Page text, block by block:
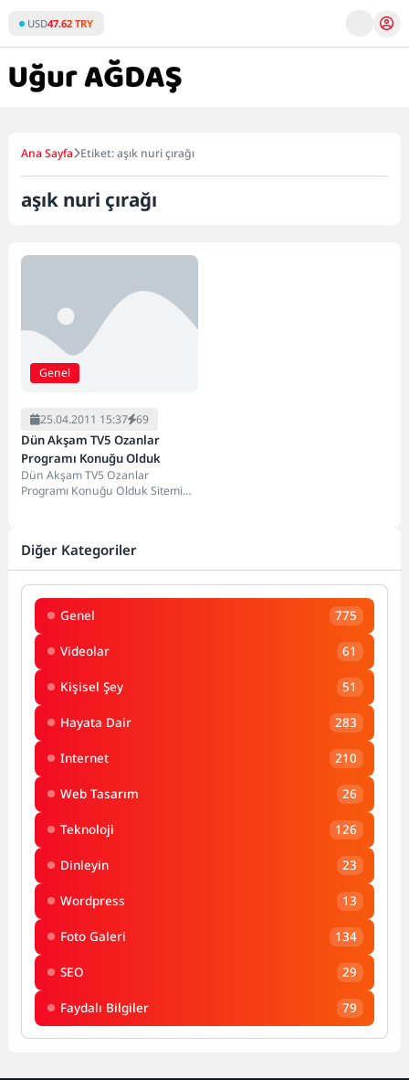
content
USD47.62 TRY
Ana Sayfa Etiket: aşık nuri çırağı
aşık nuri çırağı
Genel
25.04.2011 15:37 69
Dün Akşam TV5 Ozanlar
Programı Konuğu Olduk
Dün Akşam TV5 Ozanlar
Programı Konuğu Olduk Sitemin
Diğer Kategoriler
Genel 775
Videolar 61
Kişisel Şey 51
Hayata Dair 283
Internet 210
Web Tasarım 26
Teknoloji 126
Dinleyin 23
Wordpress 13
Foto Galeri 134
SEO 29
Faydalı Bilgiler 79